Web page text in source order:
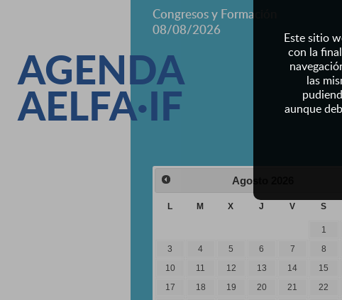
Este sitio
con la
las
aunque
AGENDA
AELFA·IF
Congresos y Formación
08/08/2026
Agosto
L M X J V S
1
3
4 5 6 7 8
10
11 12 13 14 15
17
18 19 20 21 22